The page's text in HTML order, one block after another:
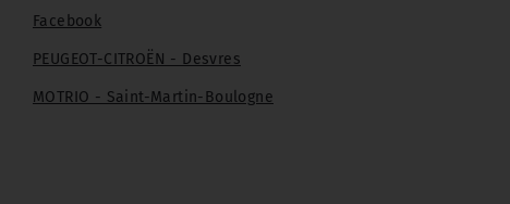
Facebook
PEUGEOT-CITROËN - Desvres
MOTRIO - Saint-Martin-Boulogne